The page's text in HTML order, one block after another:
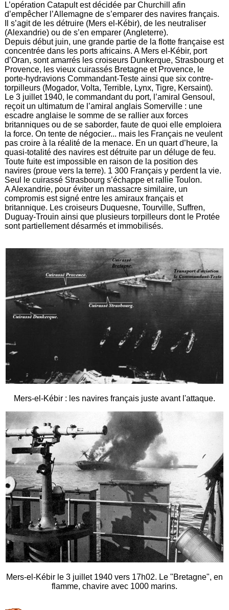
L’opération Catapult est décidée par Churchill afin
d’empêcher l’Allemagne de s’emparer des navires français.
Il s’agit de les détruire (Mers el-Kébir), de les neutraliser
(Alexandrie) ou de s’en emparer (Angleterre).
Depuis début juin, une grande partie de la flotte française est
concentrée dans les ports africains. A Mers el-Kébir, port
d’Oran, sont amarrés les croiseurs Dunkerque, Strasbourg et
Provence, les vieux cuirassés Bretagne et Provence, le
porte-hydravions Commandant-Teste ainsi que six contre-
torpilleurs (Mogador, Volta, Terrible, Lynx, Tigre, Kersaint).
Le 3 juillet 1940, le commandant du port, l’amiral Gensoul,
reçoit un ultimatum de l’amiral anglais Somerville : une
escadre anglaise le somme de se rallier aux forces
britanniques ou de se saborder, faute de quoi elle emploiera
la force. On tente de négocier... mais les Français ne veulent
pas croire à la réalité de la menace. En un quart d’heure, la
quasi-totalité des navires est détruite par un déluge de feu.
Toute fuite est impossible en raison de la position des
navires (proue vers la terre). 1 300 Français y perdent la vie.
Seul le cuirassé Strasbourg s’échappe et rallie Toulon.
A Alexandrie, pour éviter un massacre similaire, un
compromis est signé entre les amiraux français et
britannique. Les croiseurs Duquesne, Tourville, Suffren,
Duguay-Trouin ainsi que plusieurs torpilleurs dont le Protée
sont partiellement désarmés et immobilisés.
Mers-el-Kébir : les navires français juste avant l'attaque.
Mers-el-Kébir le 3 juillet 1940 vers 17h02. Le "Bretagne", en
flamme, chavire avec 1000 marins.